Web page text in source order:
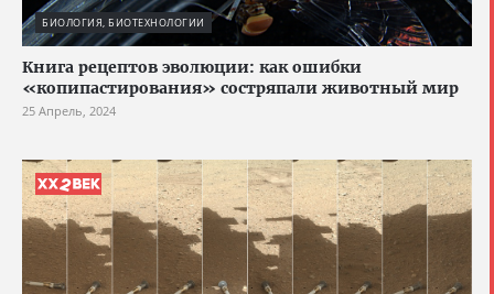
БИОЛОГИЯ, БИОТЕХНОЛОГИИ
Книга рецептов эволюции: как ошибки
«копипастирования» состряпали животный мир
25 Апрель, 2024